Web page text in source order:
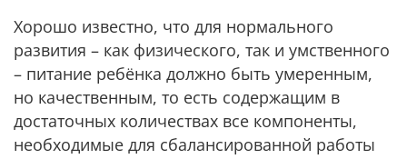
Хорошо известно, что для нормального
развития – как физического, так и умственного
– питание ребёнка должно быть умеренным,
но качественным, то есть содержащим в
достаточных количествах все компоненты,
необходимые для сбалансированной работы